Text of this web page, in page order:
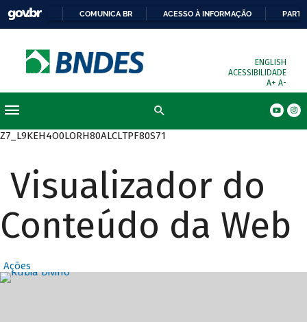
COMUNICA BR ACESSO À INFORMAÇÃO
ENGLISH
ACESSIBILIDADE
A+ A-
Z7_L9KEH4O0LORH80ALCLTPF80S71
Visualizador do
Conteúdo da Web
Ações
Destaques